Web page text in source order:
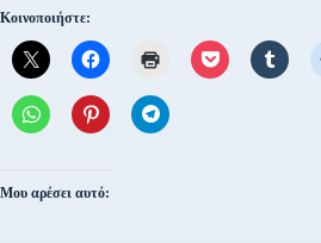
Κοινοποιήστε:
Μου αρέσει αυτό: